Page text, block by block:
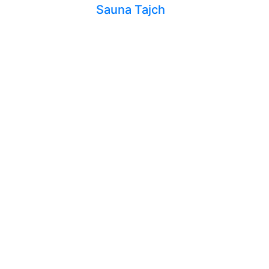
Sauna Tajch